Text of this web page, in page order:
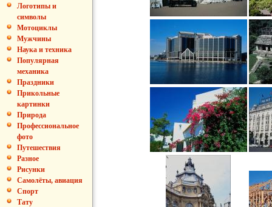
Логотипы и
символы
Мотоциклы
Мужчины
Наука и техника
Популярная
механика
Праздники
Прикольные
картинки
Природа
Профессиональное
фото
Путешествия
Разное
Рисунки
Самолёты, авиация
Спорт
Тату